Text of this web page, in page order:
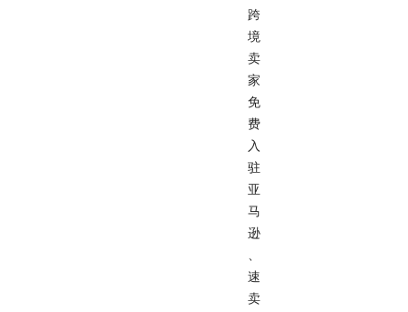
跨
境
卖
家
免
费
入
驻
亚
马
逊
速
卖